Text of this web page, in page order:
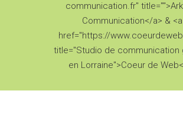
communication.fr"
Communication</a> & <a
href="https://
title="Studio de communication
en Lorraine">Coeur de